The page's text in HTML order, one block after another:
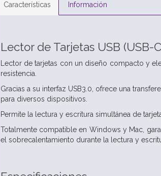
Características Información
Lector de Tarjetas USB (USB-
Lector de tarjetas con un diseño compacto y
resistencia.
Gracias a su interfaz USB3.0, ofrece una
para diversos dispositivos.
Permite la lectura y escritura simultánea de
Totalmente compatible en Windows y Mac,
el sobrecalentamiento durante la lectura y